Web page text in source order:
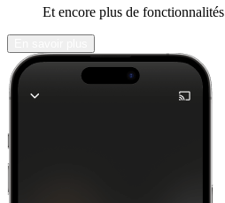
Et encore plus de fonctionnalités